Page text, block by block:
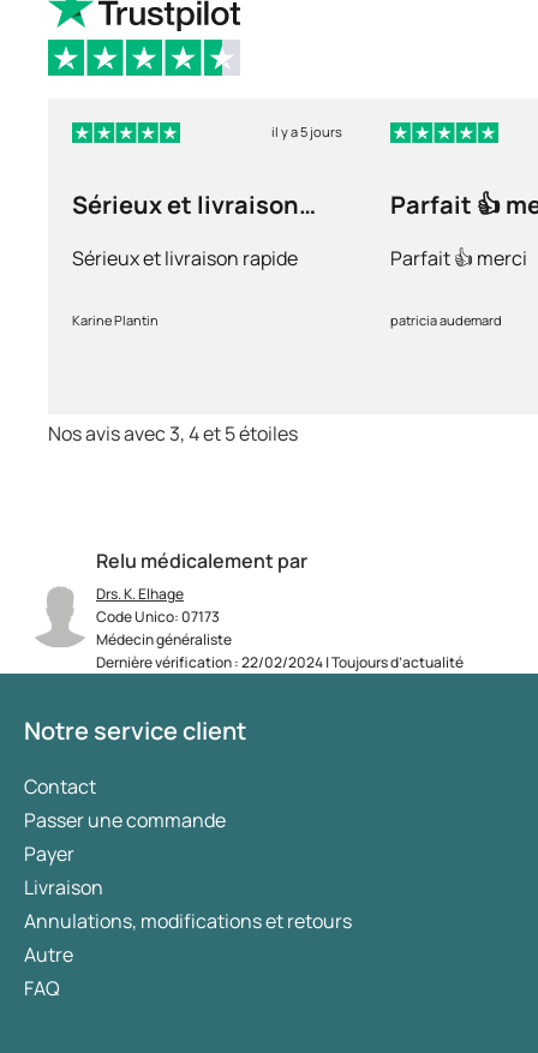
Relu médicalement par
Drs. K. Elhage
Code Unico: 07173
Médecin généraliste
Dernière vérification : 22/02/2024 | Toujours d’actualité
il y a 5 jours
Sérieux et livraison
Sérieux et livraison rapide
Karine Plantin
Parfait 👍
Parfait 👍 merci
patricia audemard
Nos avis avec 3, 4 et 5 étoiles
Notre service client
Contact
Passer une commande
Payer
Livraison
Annulations, modifications et retours
Autre
FAQ